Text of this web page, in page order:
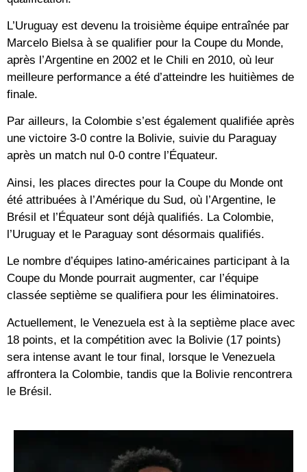
L’Uruguay est devenu la troisième équipe entraînée par
Marcelo Bielsa à se qualifier pour la Coupe du Monde,
après l’Argentine en 2002 et le Chili en 2010, où leur
meilleure performance a été d’atteindre les huitièmes de
finale.
Par ailleurs, la Colombie s’est également qualifiée après
une victoire 3-0 contre la Bolivie, suivie du Paraguay
après un match nul 0-0 contre l’Équateur.
Ainsi, les places directes pour la Coupe du Monde ont
été attribuées à l’Amérique du Sud, où l’Argentine, le
Brésil et l’Équateur sont déjà qualifiés. La Colombie,
l’Uruguay et le Paraguay sont désormais qualifiés.
Le nombre d’équipes latino-américaines participant à la
Coupe du Monde pourrait augmenter, car l’équipe
classée septième se qualifiera pour les éliminatoires.
Actuellement, le Venezuela est à la septième place avec
18 points, et la compétition avec la Bolivie (17 points)
sera intense avant le tour final, lorsque le Venezuela
affrontera la Colombie, tandis que la Bolivie rencontrera
le Brésil.